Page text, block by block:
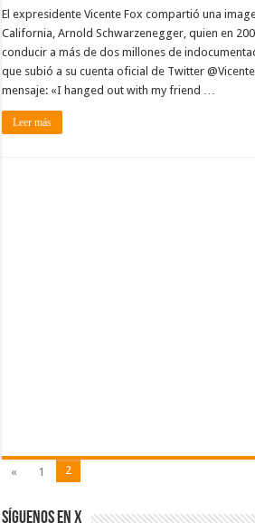
El expresidente Vicente Fox compartió una
California, Arnold Schwarzenegger, quien en
conducir a más de dos millones de
que subió a su cuenta oficial de Twitter
mensaje: «I hanged out with my friend …
Leer más
« 1 2
SÍGUENOS EN X